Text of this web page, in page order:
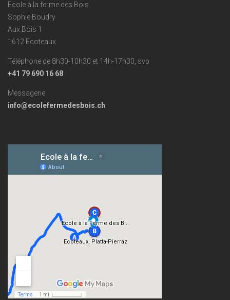
Ecole à la ferme des Bois
Sophie Boudry
Aux Bois 1
1612 Ecoteaux
Téléphone de 8h30-10h30 et 14h-17h30, svp
+41 79 690 16 68
Messagerie
info@ecolefermedesbois.ch